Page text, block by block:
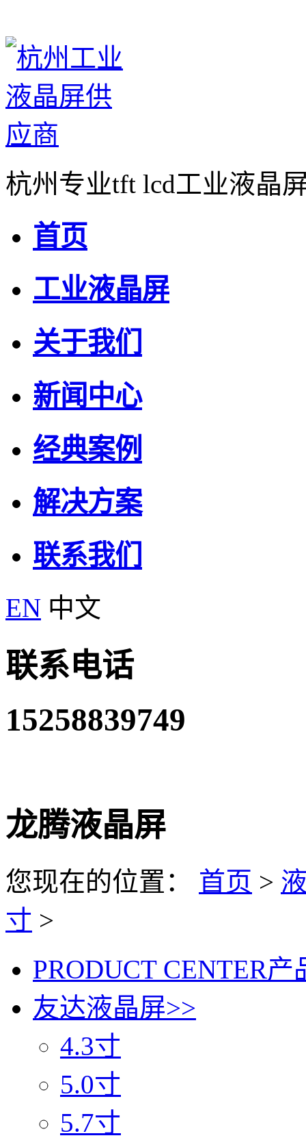
杭州专业tft lcd工业液晶
首页
工业液晶屏
关于我们
新闻中心
经典案例
解决方案
联系我们
EN 中文
联系电话
15258839749
龙腾液晶屏
您现在的位置： 首页 >
寸 >
PRODUCT CENTER产
友达液晶屏>>
4.3寸
5.0寸
5.7寸